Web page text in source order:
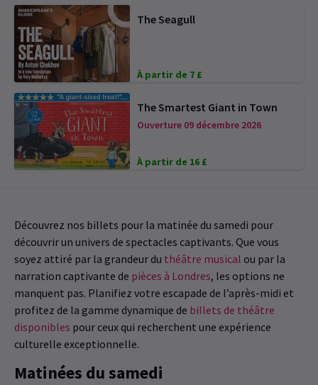
The Seagull
À partir de 7 £
The Smartest Giant in Town
Ouverture 09 décembre 2026
À partir de 16 £
Découvrez nos billets pour la matinée du samedi pour
découvrir un univers de spectacles captivants. Que vous
soyez attiré par la grandeur du théâtre musical ou par la
narration captivante de pièces à Londres, les options ne
manquent pas. Planifiez votre escapade de l’après-midi et
profitez de la gamme dynamique de billets de théâtre
disponibles pour ceux qui recherchent une expérience
culturelle exceptionnelle.
Matinées du samedi